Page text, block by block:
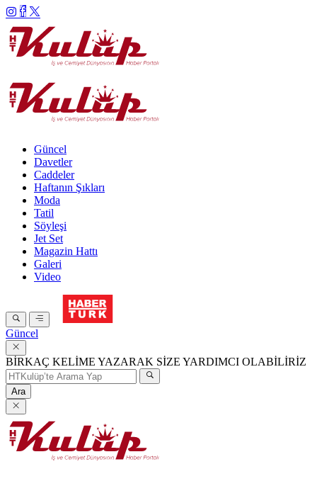
Güncel
Davetler
Caddeler
Haftanın Şıkları
Moda
Tatil
Söyleşi
Jet Set
Magazin Hattı
Galeri
Video
Güncel
BİRKAÇ KELİME YAZARAK SİZE YARDIMCI OLABİLİRİZ
Ara